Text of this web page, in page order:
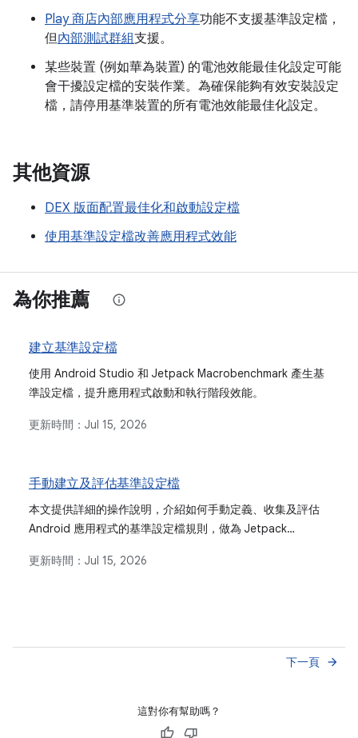
Play 商店內部應用程式分享功能不支援基準設定檔，
但內部測試群組支援。
某些裝置 (例如華為裝置) 的電池效能最佳化設定可能
會干擾設定檔的安裝作業。為確保能夠有效安裝設定
檔，請停用基準裝置的所有電池效能最佳化設定。
其他資源
DEX 版面配置最佳化和啟動設定檔
使用基準設定檔改善應用程式效能
為你推薦
建立基準設定檔
使用 Android Studio 和 Jetpack Macrobenchmark 產生基
準設定檔，提升應用程式啟動和執行階段效能。
更新時間： Jul 15, 2026
手動建立及評估基準設定檔
本文提供詳細的操作說明，介紹如何手動定義、收集及評估
Android 應用程式的基準設定檔規則，做為 Jetpack
更新時間： Jul 15, 2026
下一頁 arrow_forward
這對你有幫助嗎？